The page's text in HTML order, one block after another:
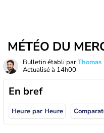
MÉTÉO DU
Bulletin établi parThomas
Actualisé à 14h00
En bref
Heure par Heure